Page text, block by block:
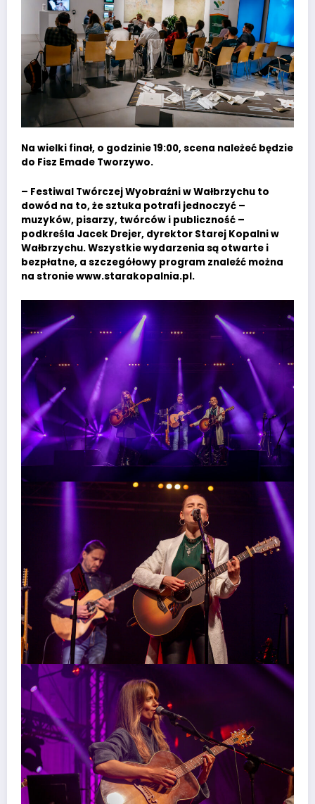
Na wielki finał, o godzinie 19:00, scena należeć będzie
do Fisz Emade Tworzywo.
– Festiwal Twórczej Wyobraźni w Wałbrzychu to
dowód na to, że sztuka potrafi jednoczyć –
muzyków, pisarzy, twórców i publiczność –
podkreśla Jacek Drejer, dyrektor Starej Kopalni w
Wałbrzychu. Wszystkie wydarzenia są otwarte i
bezpłatne, a szczegółowy program znaleźć można
na stronie www.starakopalnia.pl.